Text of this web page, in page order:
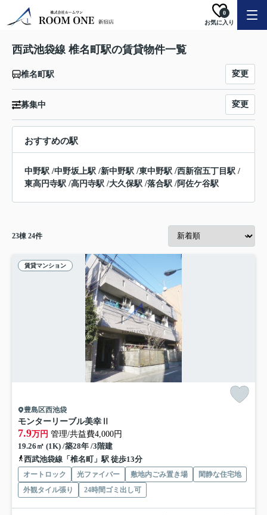
お気に入り
0
西武池袋線 椎名町駅の賃貸物件一覧
椎名町駅 変更
募集中 変更
おすすめの駅
中野駅 /中野坂上駅 /新中野駅 /東中野駅 /西新宿五丁目駅 /
東高円寺駅 /高円寺駅 /大久保駅 /落合駅 /阿佐ケ谷駅
23棟 24件
賃貸マンション
豊島区西池袋
モンターリーブル美幸Ⅱ
7.9万円 管理/共益費4,000円
19.26㎡ (1K) /築28年 /3階建
西武池袋線「椎名町」駅 徒歩13分
オートロック 光ファイバー 敷地内ごみ置き場
閑静な住宅地
外観タイル張り
24時間ゴミ出し可